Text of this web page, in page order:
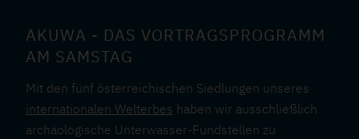
AKUWA - DAS VORTRAGSPROGRAMM
AM SAMSTAG
Mit den fünf österreichischen Siedlungen unseres
internationalen Welterbes haben wir ausschließlich
archäologische Unterwasser-Fundstellen zu